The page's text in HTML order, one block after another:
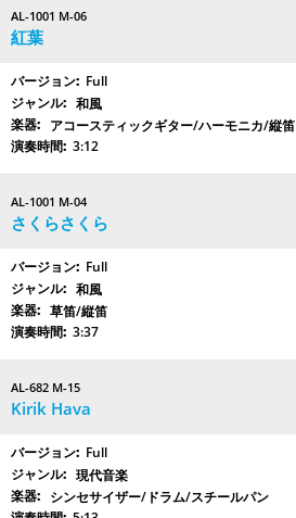
AL-1001 M-06
紅葉
Full
和風
アコースティックギター/ハーモニカ/縦笛
3:12
AL-1001 M-04
さくらさくら
Full
和風
草笛/縦笛
3:37
AL-682 M-15
Kirik Hava
Full
現代音楽
シンセサイザー/ドラム/スチールパン